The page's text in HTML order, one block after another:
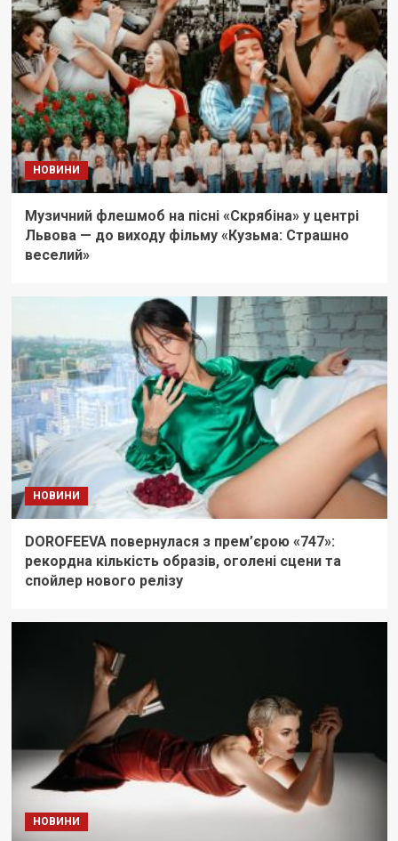
НОВИНИ
Музичний флешмоб на пісні «Скрябіна» у центрі
Львова — до виходу фільму «Кузьма: Страшно
веселий»
НОВИНИ
DOROFEEVA повернулася з прем’єрою «747»:
рекордна кількість образів, оголені сцени та
спойлер нового релізу
НОВИНИ